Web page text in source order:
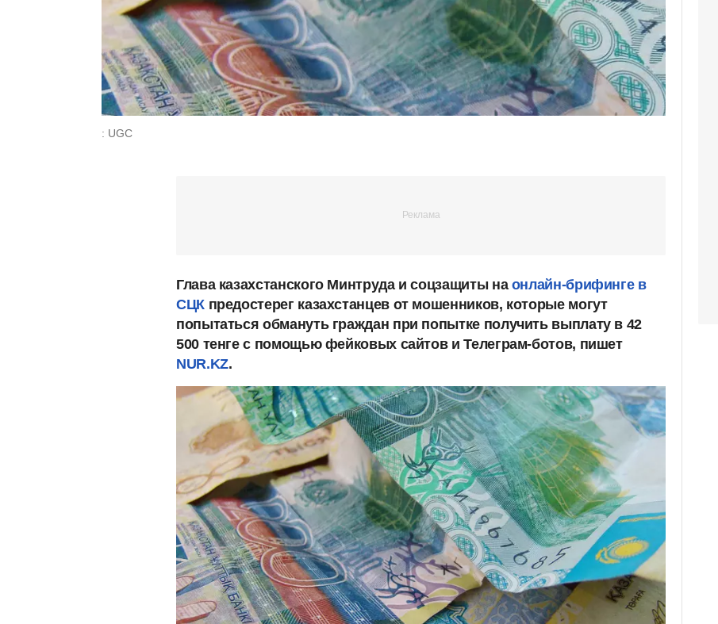
: UGC
Глава казахстанского Минтруда и соцзащиты на онлайн-брифинге в
СЦКпредостерег казахстанцев от мошенников, которые могут
попытаться обмануть граждан при попытке получить выплату в 42
500 тенге с помощью фейковых сайтов и Телеграм-ботов, пишет
NUR.KZ.